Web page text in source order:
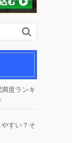

度ランキ
すい？そ